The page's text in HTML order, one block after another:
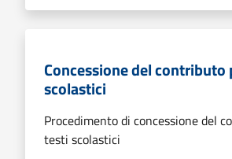
Concessione del contributo
scolastici
Procedimento di concessione del
testi scolastici